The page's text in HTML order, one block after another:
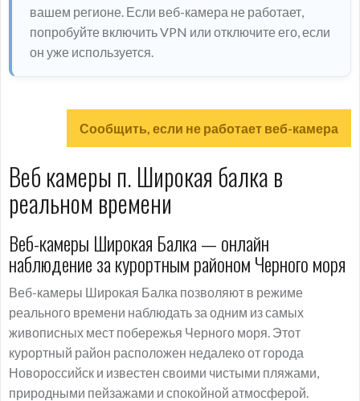
вашем регионе. Если веб-камера не работает,
попробуйте включить VPN или отключите его, если
он уже используется.
Сообщить, если не работает веб-камера
Веб камеры п. Широкая балка в
реальном времени
Веб-камеры Широкая Балка — онлайн
наблюдение за курортным районом Черного моря
Веб-камеры Широкая Балка позволяют в режиме
реального времени наблюдать за одним из самых
живописных мест побережья Черного моря. Этот
курортный район расположен недалеко от города
Новороссийск и известен своими чистыми пляжами,
природными пейзажами и спокойной атмосферой.